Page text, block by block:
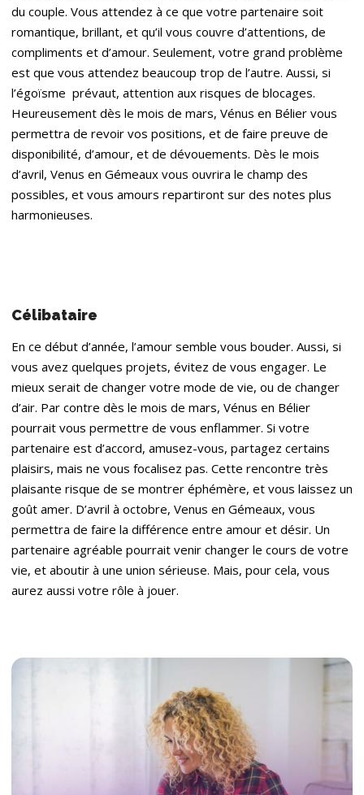
du couple. Vous attendez à ce que votre partenaire soit
romantique, brillant, et qu’il vous couvre d’attentions, de
compliments et d’amour. Seulement, votre grand problème
est que vous attendez beaucoup trop de l’autre. Aussi, si
l’égoïsme prévaut, attention aux risques de blocages.
Heureusement dès le mois de mars, Vénus en Bélier vous
permettra de revoir vos positions, et de faire preuve de
disponibilité, d’amour, et de dévouements. Dès le mois
d’avril, Venus en Gémeaux vous ouvrira le champ des
possibles, et vous amours repartiront sur des notes plus
harmonieuses.
Célibataire
En ce début d’année, l’amour semble vous bouder. Aussi, si
vous avez quelques projets, évitez de vous engager. Le
mieux serait de changer votre mode de vie, ou de changer
d’air. Par contre dès le mois de mars, Vénus en Bélier
pourrait vous permettre de vous enflammer. Si votre
partenaire est d’accord, amusez-vous, partagez certains
plaisirs, mais ne vous focalisez pas. Cette rencontre très
plaisante risque de se montrer éphémère, et vous laissez un
goût amer. D’avril à octobre, Venus en Gémeaux, vous
permettra de faire la différence entre amour et désir. Un
partenaire agréable pourrait venir changer le cours de votre
vie, et aboutir à une union sérieuse. Mais, pour cela, vous
aurez aussi votre rôle à jouer.